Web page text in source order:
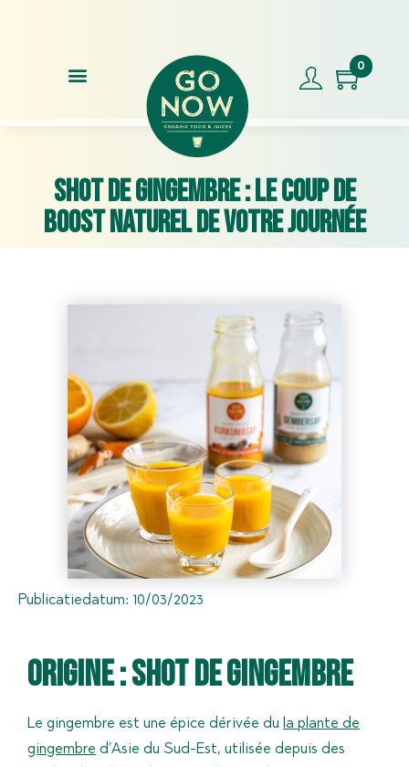
0
Shot de gingembre : Le coup de
boost naturel de votre journée
Publicatiedatum: 10/03/2023
Origine : shot de gingembre
Le gingembre est une épice dérivée du la plante de
gingembre d’Asie du Sud-Est, utilisée depuis des